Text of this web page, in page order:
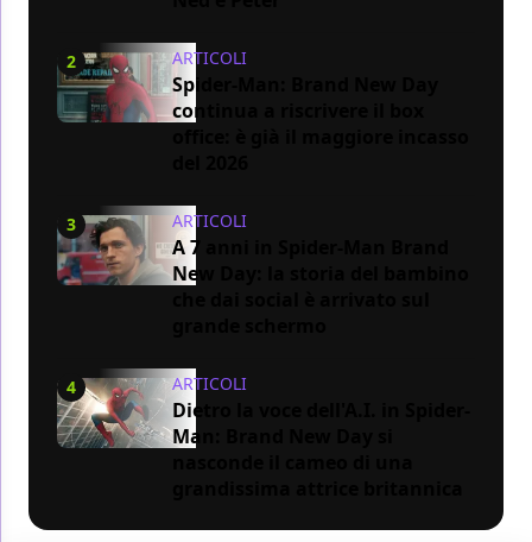
2 ARTICOLI
Spider-Man: Brand New Day
continua a riscrivere il box
3 ARTICOLI
A 7 anni in Spider-Man Brand
New Day: la storia del bambino
4 ARTICOLI
Dietro la voce dell'A.I. in Spider-
Man: Brand New Day si